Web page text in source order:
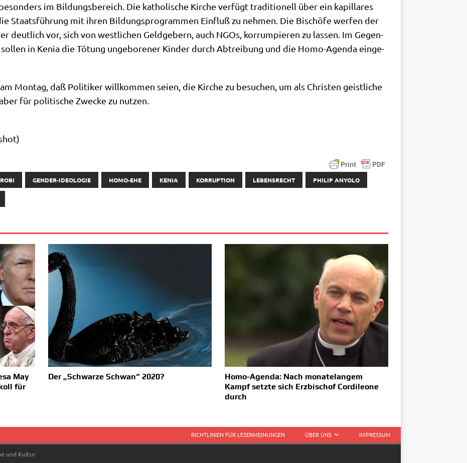
im Bil­dungs­be­reich. Die katho­li­sche Kir­che ver­fügt tra­di­tio­nell über ein kapil­la­res
Staats­füh­rung mit ihren Bil­dungs­pro­gram­men Ein­fluß zu neh­men. Die Bischö­fe wer­fen der
deut­lich vor, sich von west­li­chen Geld­ge­bern, auch NGOs, kor­rum­pie­ren zu las­sen. Im Gegen­
in Kenia die Tötung unge­bo­re­ner Kin­der durch Abtrei­bung und die Homo-Agen­da ein­ge­
Mon­tag, daß Poli­ti­ker will­kom­men sei­en, die Kir­che zu besu­chen, um als Chri­sten geist­li­che
für poli­ti­sche Zwecke zu nutzen.
GENDER-IDEOLOGIE HOMO-EHE KENIA KORRUPTION LEBENSRECHT PHILIP ANYOLO
May
für
Der „Schwarze Schwan“ 2020?
Homo-Agenda: Nach monatelangem
Kampf setzte sich Erzbischof Cordileone
durch
RICHTLINIEN FÜR LESERMEINUNGEN ÜBER UNS IMPRESSUM
und Kultur